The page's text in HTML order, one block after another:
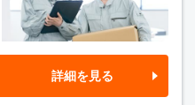
詳細を見る